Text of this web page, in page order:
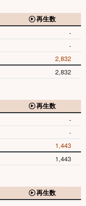
再生数
-
-
2,832
2,832
再生数
-
-
1,443
1,443
再生数